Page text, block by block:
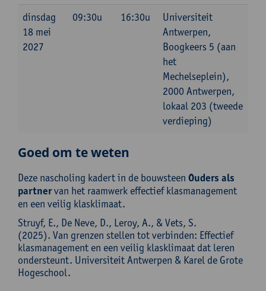
dinsdag
18 mei
2027
09:30u 16:30u
Universiteit
Antwerpen,
Boogkeers 5 (aan
het
Mechelseplein),
2000 Antwerpen,
lokaal 203 (tweede
verdieping)
Goed om te weten
Deze nascholing kadert in de bouwsteen Ouders als
partnervan het raamwerk effectief klasmanagement
en een veilig klasklimaat.
Struyf, E., De Neve, D., Leroy, A., & Vets, S.
(2025). Van grenzen stellen tot verbinden: Effectief
klasmanagement en een veilig klasklimaat dat leren
ondersteunt. Universiteit Antwerpen & Karel de Grote
Hogeschool.